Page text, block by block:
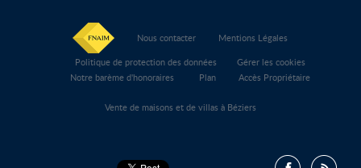
Nous contacter
Mentions Légales
Politique de protection des données
Gérer les cookies
Notre barème d'honoraires
Plan Accès Propriétaire
Vente de maisons et de villas à Béziers